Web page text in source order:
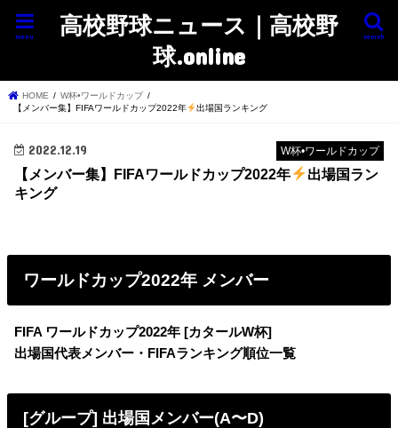
高校野球ニュース｜高校野
球.online
search
menu
HOME
W杯•ワールドカップ
【メンバー集】FIFAワールドカップ2022年
出場国ランキング
W杯•ワールドカップ
2022.12.19
【メンバー集】FIFAワールドカップ2022年
出場国ラン
キング
ワールドカップ2022年 メンバー
FIFA ワールドカップ2022年 [カタールW杯]
出場国代表メンバー・FIFAランキング順位一覧
[グループ] 出場国メンバー(A〜D)